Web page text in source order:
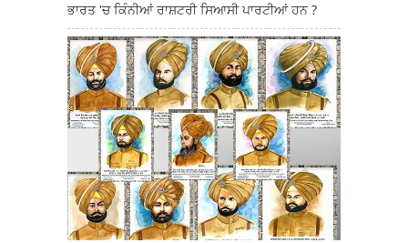
ਭਾਰਤ 'ਚ ਕਿੰਨੀਆਂ ਰਾਸ਼ਟਰੀ ਸਿਆਸੀ ਪਾਰਟੀਆਂ ਹਨ ?